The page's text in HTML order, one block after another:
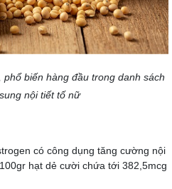
biến hàng đầu trong danh sách
nội tiết tố nữ
có công dụng tăng cường nội
hạt dẻ cười chứa tới 382,5mcg